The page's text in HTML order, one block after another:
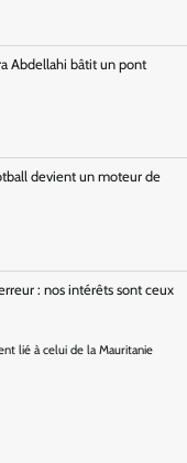
Abdellahi bâtit un pont
devient un moteur de
: nos intérêts sont ceux
lié à celui de la Mauritanie